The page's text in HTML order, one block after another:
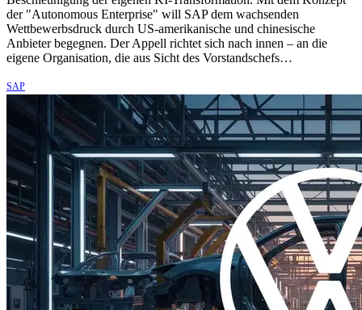
der "Autonomous Enterprise" will SAP dem wachsenden
Wettbewerbsdruck durch US-amerikanische und chinesische
Anbieter begegnen. Der Appell richtet sich nach innen – an die
eigene Organisation, die aus Sicht des Vorstandschefs…
SAP